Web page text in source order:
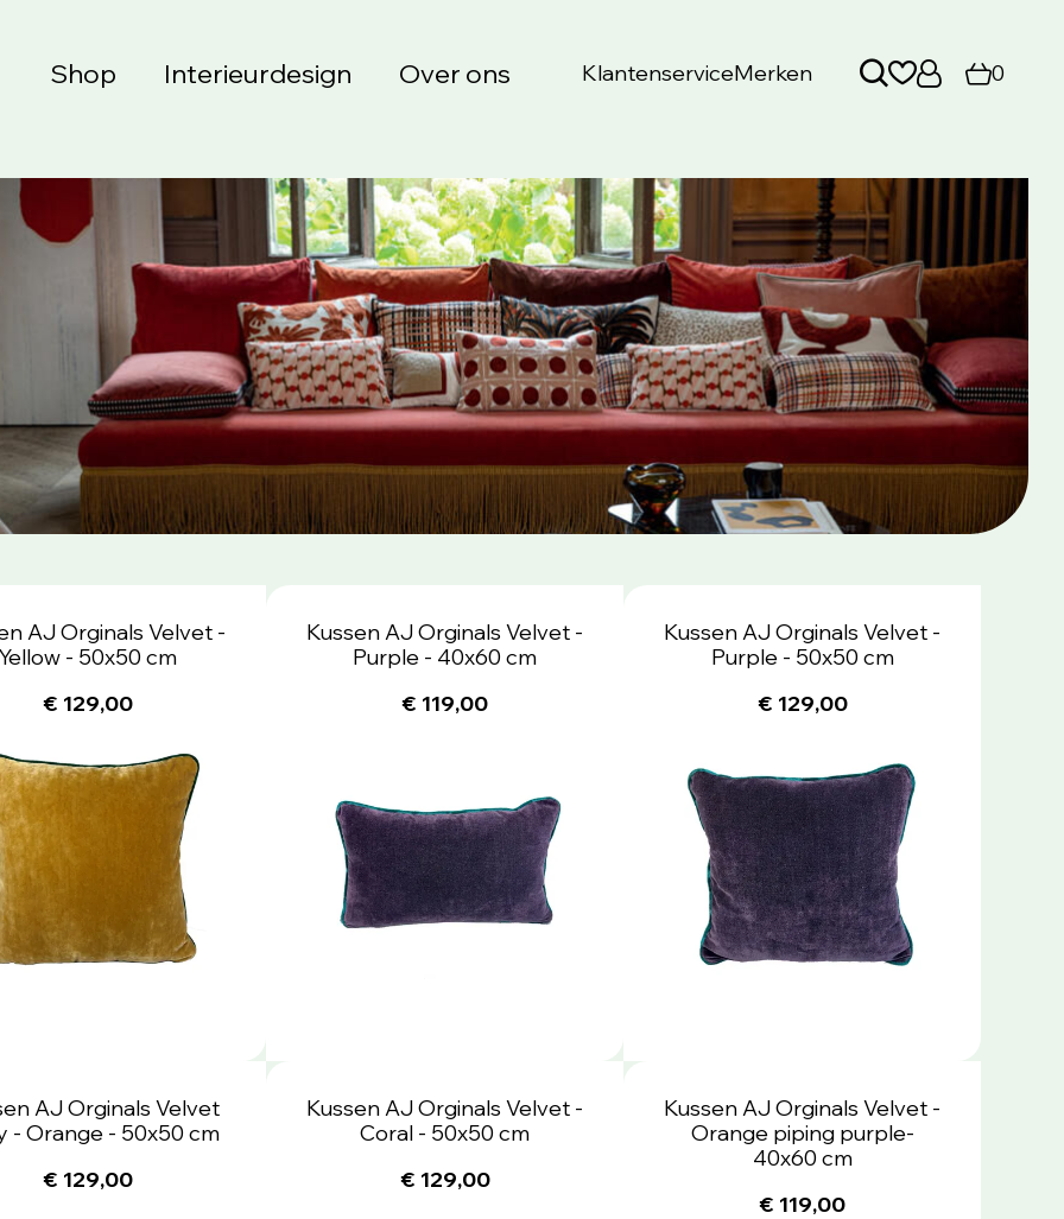
Shop Interieurdesign Over ons KlantenserviceMerken 0
AJ Orginals Velvet -
- 50x50 cm
€ 129,00
Kussen AJ Orginals Velvet -
Purple - 40x60 cm
€ 119,00
Kussen AJ Orginals Velvet -
Purple - 50x50 cm
€ 129,00
AJ Orginals Velvet
- Orange - 50x50 cm
€ 129,00
Kussen AJ Orginals Velvet -
Coral - 50x50 cm
€ 129,00
Kussen AJ Orginals Velvet -
Orange piping purple-
40x60 cm
€ 119,00